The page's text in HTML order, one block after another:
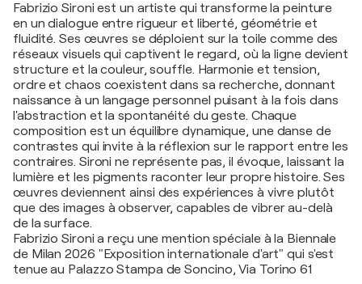
Fabrizio Sironi est un artiste qui transforme la peinture
en un dialogue entre rigueur et liberté, géométrie et
fluidité. Ses œuvres se déploient sur la toile comme des
réseaux visuels qui captivent le regard, où la ligne devient
structure et la couleur, souffle. Harmonie et tension,
ordre et chaos coexistent dans sa recherche, donnant
naissance à un langage personnel puisant à la fois dans
l'abstraction et la spontanéité du geste. Chaque
composition est un équilibre dynamique, une danse de
contrastes qui invite à la réflexion sur le rapport entre les
contraires. Sironi ne représente pas, il évoque, laissant la
lumière et les pigments raconter leur propre histoire. Ses
œuvres deviennent ainsi des expériences à vivre plutôt
que des images à observer, capables de vibrer au-delà
de la surface.
Fabrizio Sironi a reçu une mention spéciale à la Biennale
de Milan 2026 "Exposition internationale d'art" qui s'est
tenue au Palazzo Stampa de Soncino, Via Torino 61